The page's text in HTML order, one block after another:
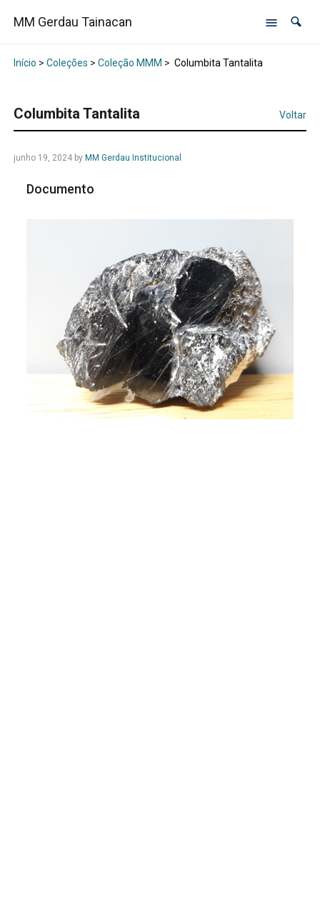
MM Gerdau Tainacan
Início > Coleções > Coleção MMM > Columbita Tantalita
Columbita Tantalita Voltar
junho 19, 2024by MM Gerdau Institucional
Documento